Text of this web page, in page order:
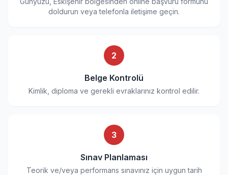
doldurun veya telefonla iletişime geçin.
2
Belge Kontrolü
Kimlik, diploma ve gerekli evraklarınız kontrol edilir.
3
Sınav Planlaması
Teorik ve/veya performans sınavınız için uygun tarih